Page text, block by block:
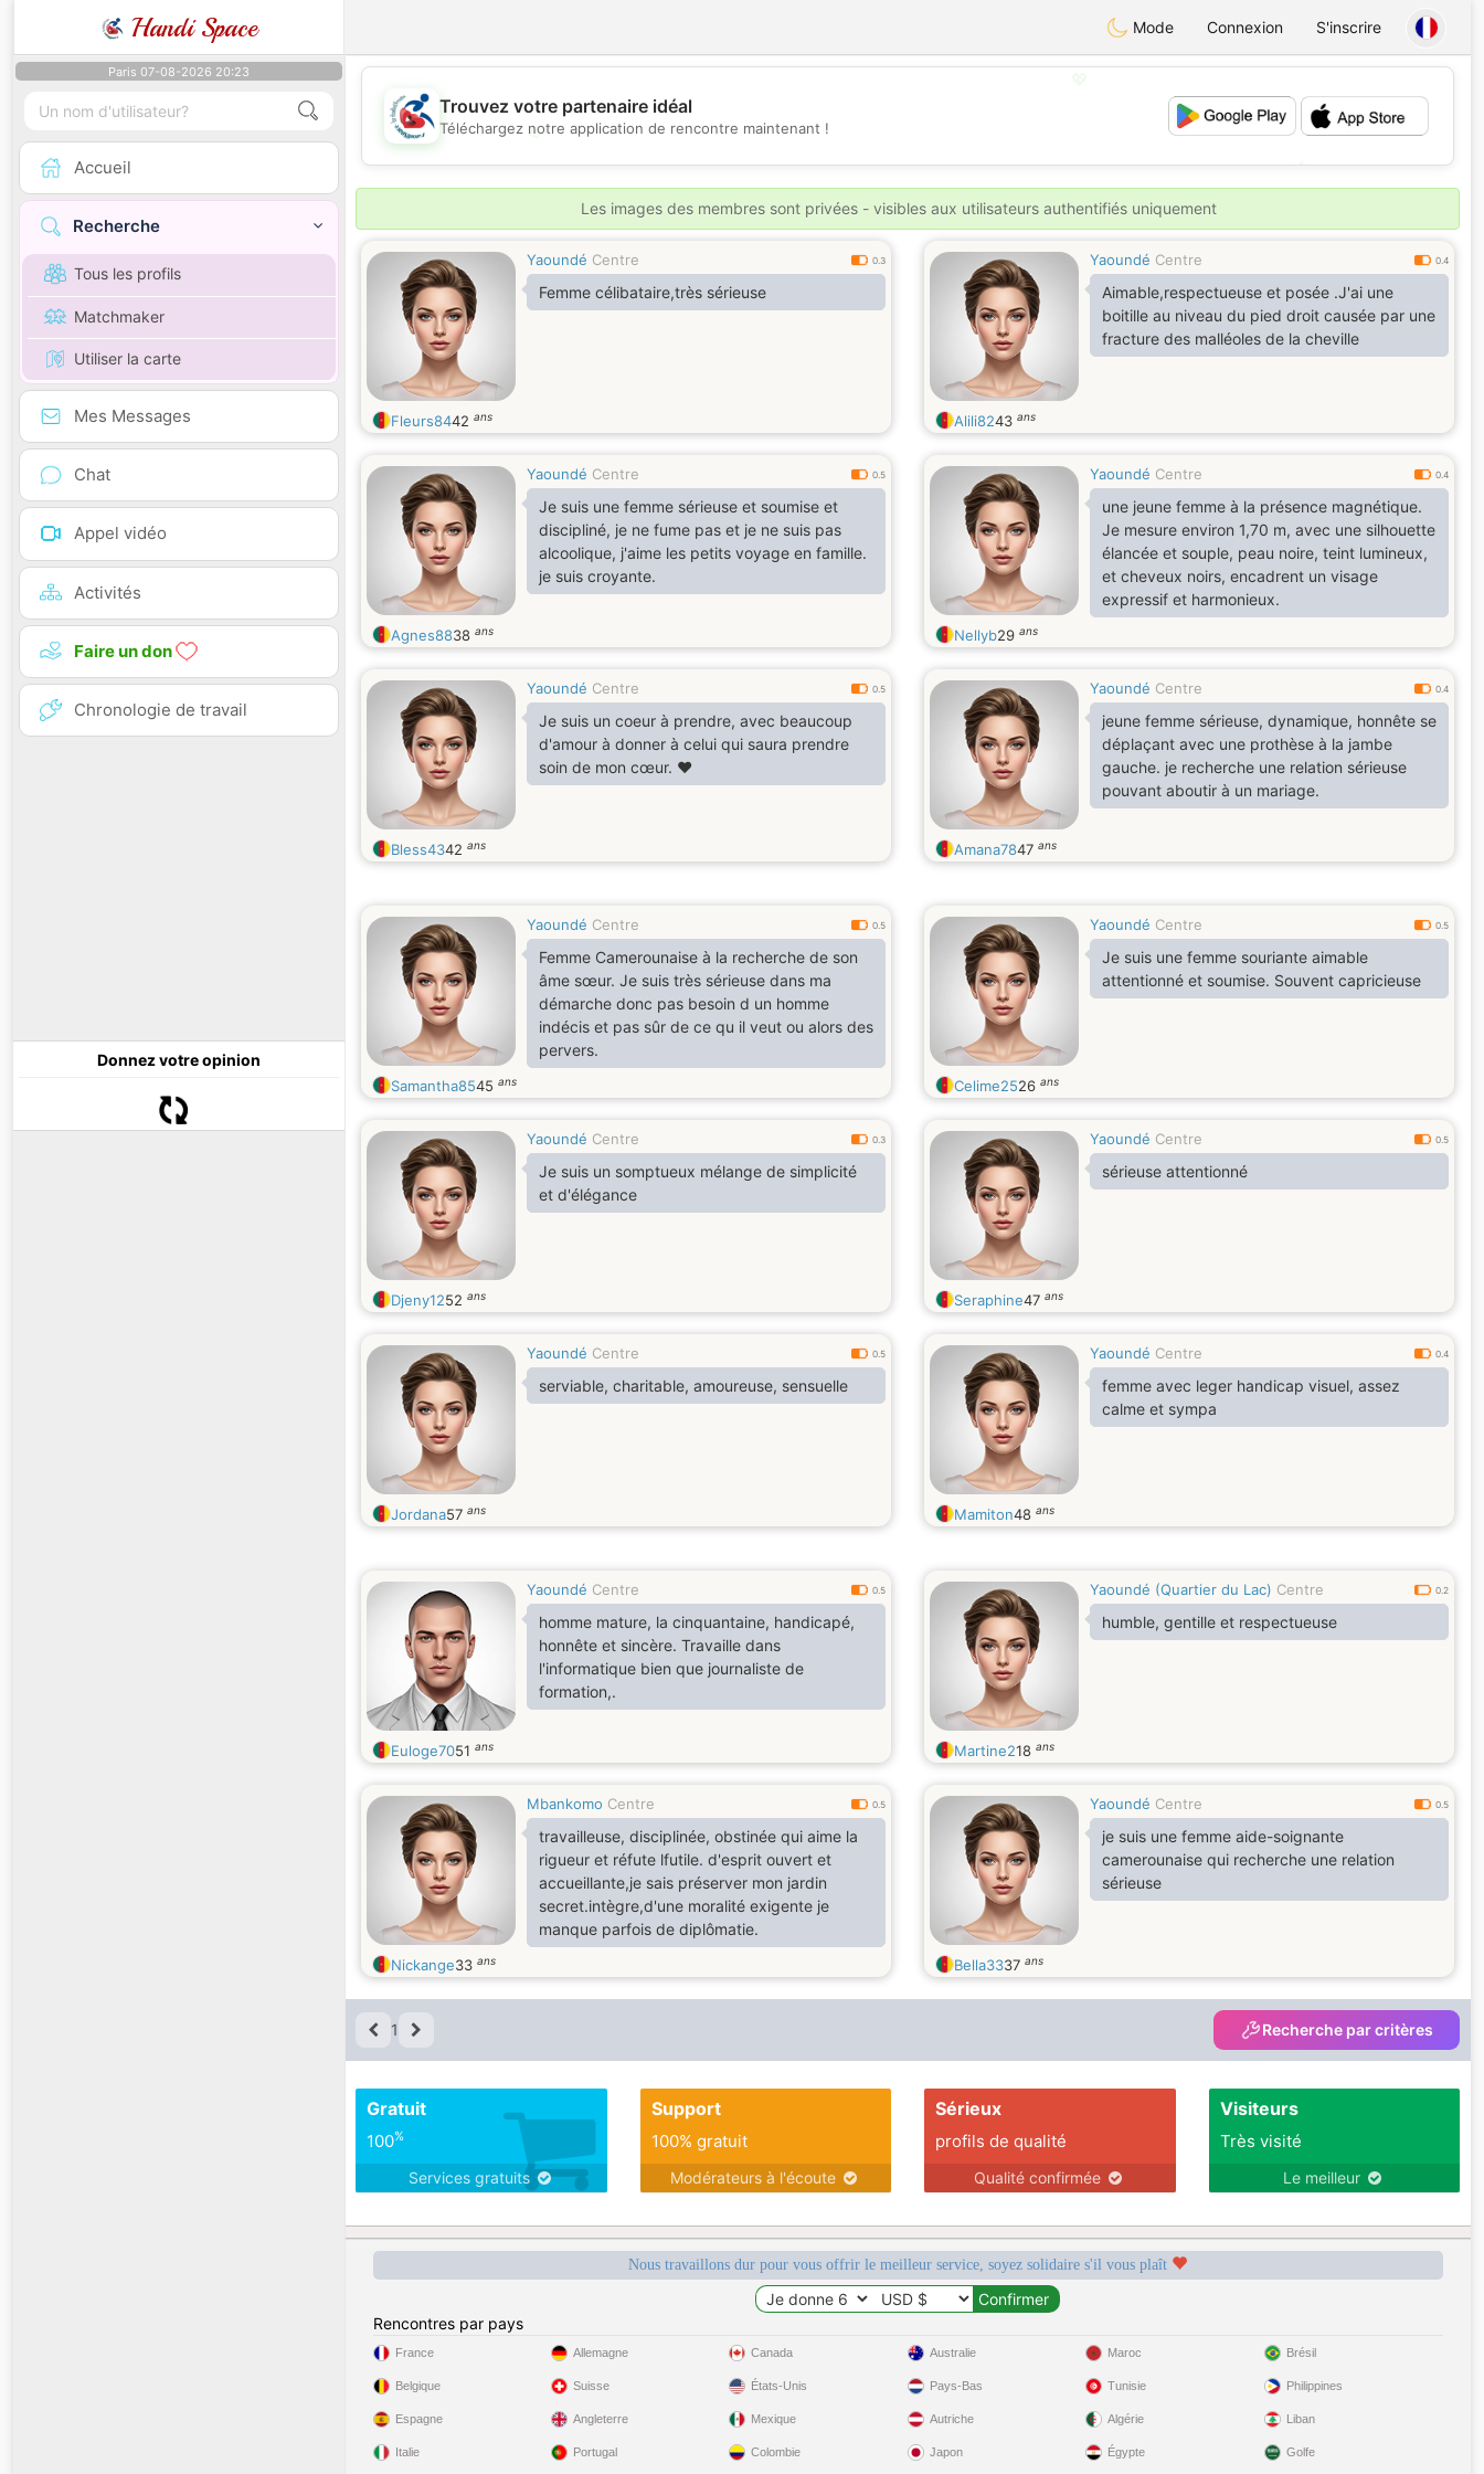
Handi Space Mode Connexion S'inscrire
Paris 07-08-2026 20:23
Accueil
Recherche
Tous les profils
Matchmaker
Utiliser la carte
Mes Messages
Chat
Appel vidéo
Activités
Faire un don
Chronologie de travail
Donnez votre opinion
💖
💕
Trouvez votre partenaire idéal
Téléchargez notre application de rencontre maintenant !
Les images des membres sont privées - visibles aux utilisateurs authentifiés uniquement
Yaoundé Centre 0.3
Femme célibataire,très sérieuse
Fleurs8442 ans
Yaoundé Centre 0.4
Aimable,respectueuse et posée .J'ai une
boitille au niveau du pied droit causée par une
fracture des malléoles de la cheville
Alili8243 ans
Yaoundé Centre 0.5
Je suis une femme sérieuse et soumise et
discipliné, je ne fume pas et je ne suis pas
alcoolique, j'aime les petits voyage en famille.
je suis croyante.
Agnes8838 ans
Yaoundé Centre 0.4
une jeune femme à la présence magnétique.
Je mesure environ 1,70 m, avec une silhouette
élancée et souple, peau noire, teint lumineux,
et cheveux noirs, encadrent un visage
expressif et harmonieux.
Nellyb29 ans
Yaoundé Centre 0.5
Je suis un coeur à prendre, avec beaucoup
d'amour à donner à celui qui saura prendre
soin de mon cœur. ♥️
Bless4342 ans
Yaoundé Centre 0.4
jeune femme sérieuse, dynamique, honnête se
déplaçant avec une prothèse à la jambe
gauche. je recherche une relation sérieuse
pouvant aboutir à un mariage.
Amana7847 ans
Yaoundé Centre 0.5
Femme Camerounaise à la recherche de son
âme sœur. Je suis très sérieuse dans ma
démarche donc pas besoin d un homme
indécis et pas sûr de ce qu il veut ou alors des
pervers.
Samantha8545 ans
Yaoundé Centre 0.5
Je suis une femme souriante aimable
attentionné et soumise. Souvent capricieuse
Celime2526 ans
Yaoundé Centre 0.3
Je suis un somptueux mélange de simplicité
et d'élégance
Djeny1252 ans
Yaoundé Centre 0.5
sérieuse attentionné
Seraphine47 ans
Yaoundé Centre 0.5
serviable, charitable, amoureuse, sensuelle
Jordana57 ans
Yaoundé Centre 0.4
femme avec leger handicap visuel, assez
calme et sympa
Mamiton48 ans
Yaoundé Centre 0.5
homme mature, la cinquantaine, handicapé,
honnête et sincère. Travaille dans
l'informatique bien que journaliste de
formation,.
Euloge7051 ans
Yaoundé (Quartier du Lac) Centre 0.2
humble, gentille et respectueuse
Martine218 ans
Mbankomo Centre 0.5
travailleuse, disciplinée, obstinée qui aime la
rigueur et réfute lfutile. d'esprit ouvert et
accueillante,je sais préserver mon jardin
secret.intègre,d'une moralité exigente je
manque parfois de diplômatie.
Nickange33 ans
Yaoundé Centre 0.5
je suis une femme aide-soignante
camerounaise qui recherche une relation
sérieuse
Bella3337 ans
1 Recherche par critères
Gratuit
100%
Services gratuits
Support
100% gratuit
Modérateurs à l'écoute
Sérieux
profils de qualité
Qualité confirmée
Visiteurs
Très visité
Le meilleur
Nous travaillons dur pour vous offrir le meilleur service, soyez solidaire s'il vous plaît
Rencontres par pays
France
Belgique
Espagne
Italie
Allemagne
Suisse
Angleterre
Portugal
Canada
États-Unis
Mexique
Colombie
Australie
Pays-Bas
Autriche
Japon
Maroc
Tunisie
Algérie
Égypte
Brésil
Philippines
Liban
Golfe